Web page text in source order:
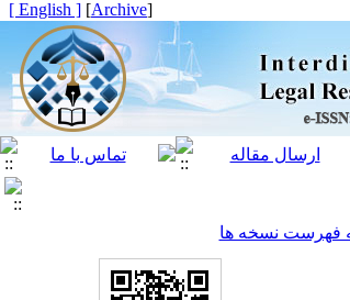
[
Archive
]
[ English ]
فهرست نسخه ها